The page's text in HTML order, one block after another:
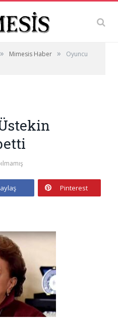
» Mimesis Haber »
Oyuncu
Pinterest